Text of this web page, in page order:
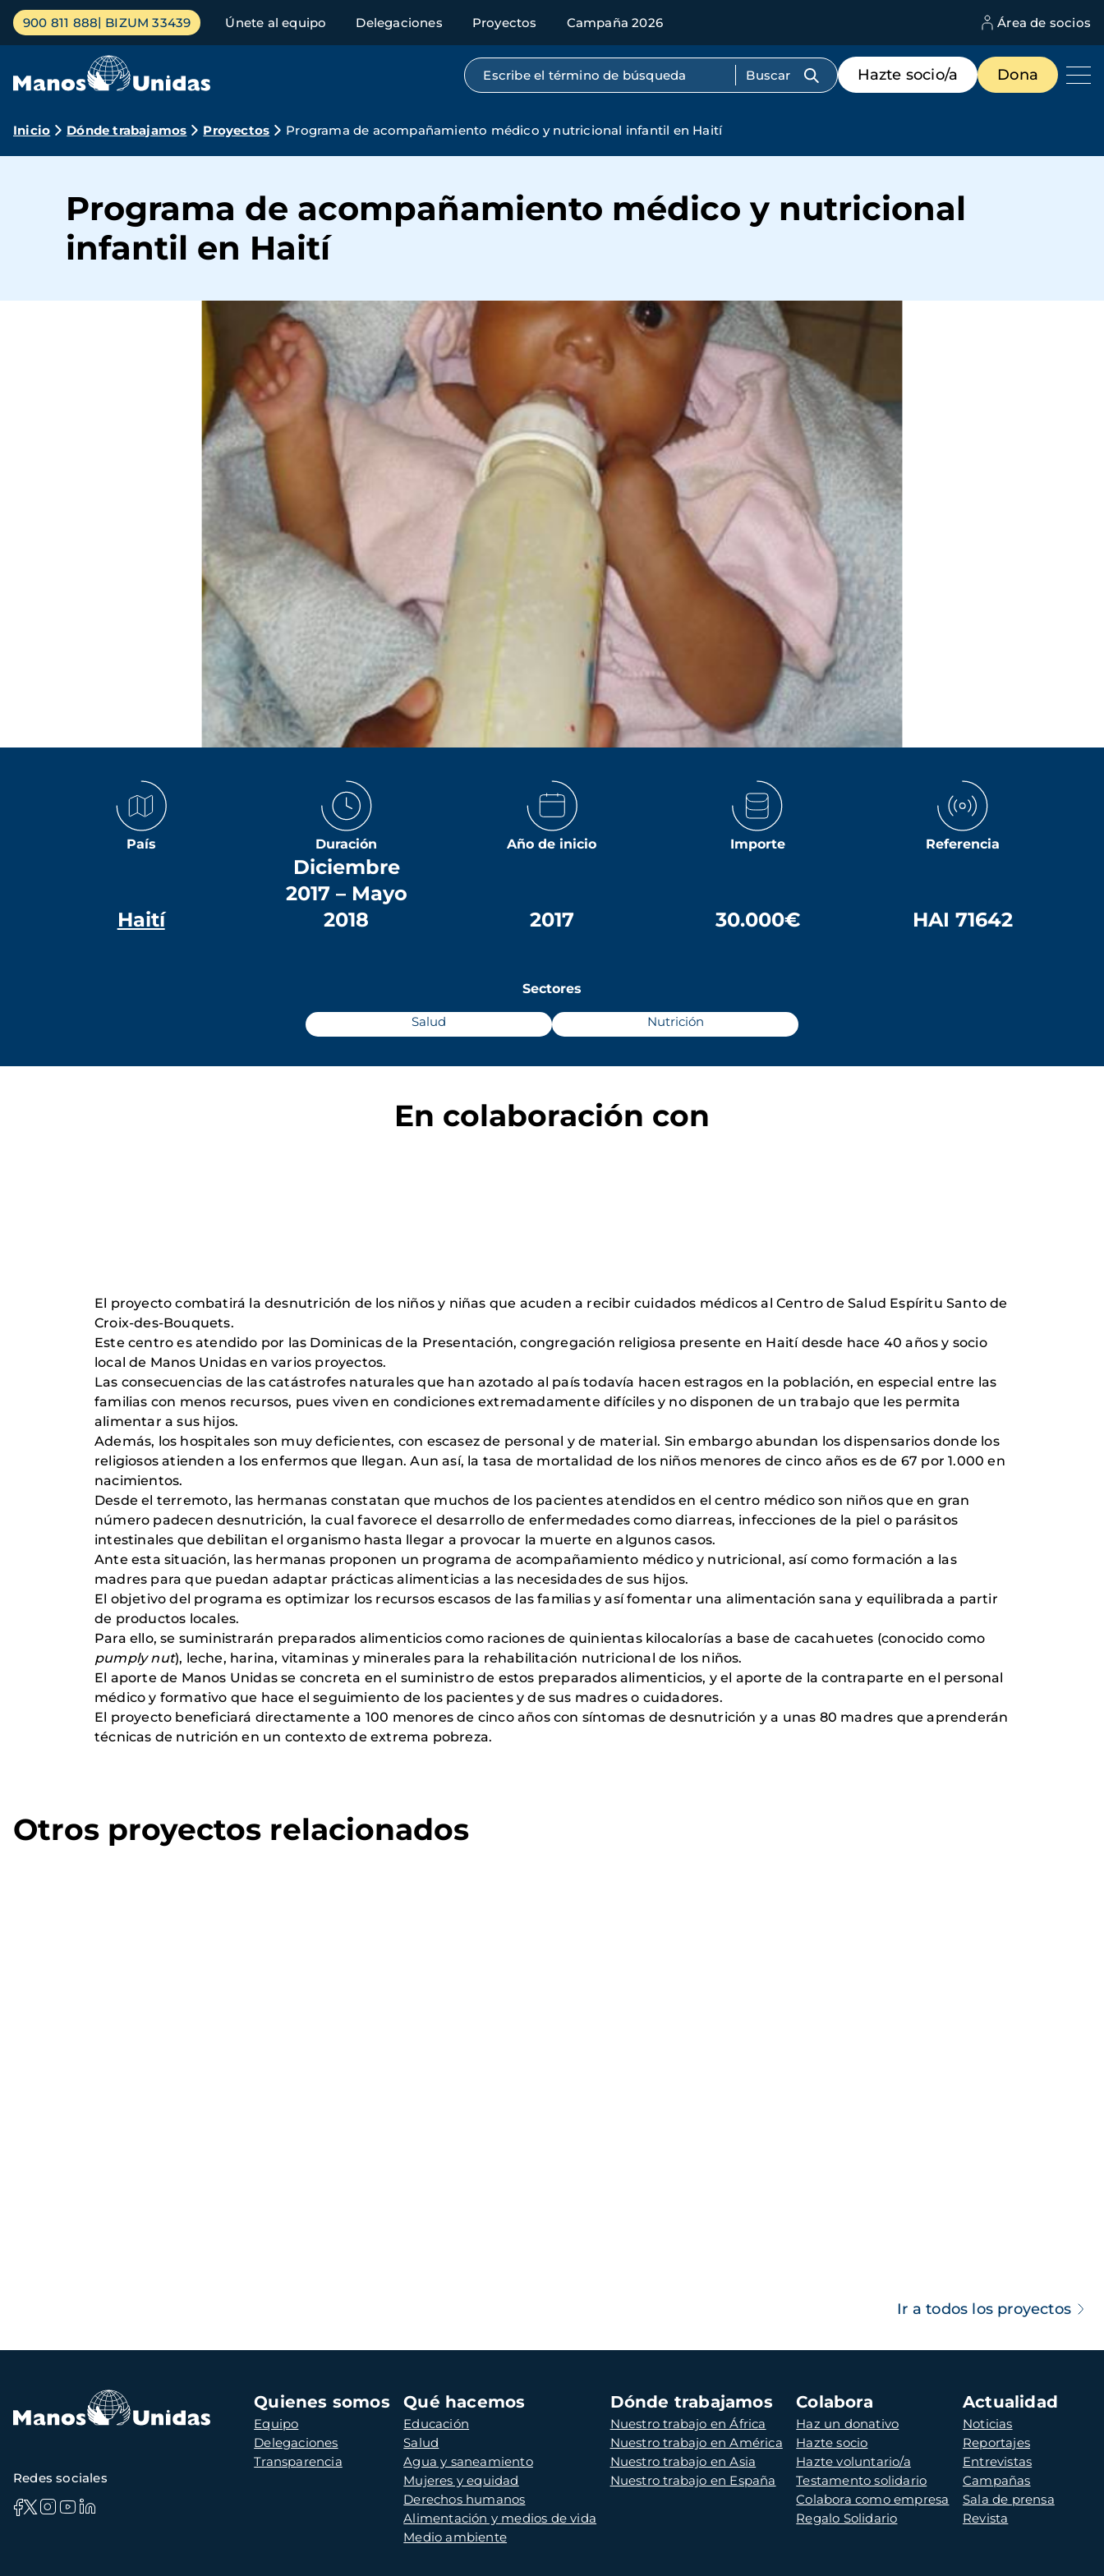
Pasar
contenido
Menú
principal
900 811 888 BIZUM 33439 Únete al equipo Delegaciones Proyectos Campaña 2026 Área de socios
Búsqueda por texto completo
Menú
de
destacados
Hazte socio/a Dona
Ruta
navegación
Inicio Dónde trabajamos Proyectos Programa de acompañamiento médico y nutricional infantil en Haití
Programa de acompañamiento médico y nutricional
infantil en Haití
País
Haití
Duración
Diciembre
2017 – Mayo
2018
Año de inicio
2017
Importe
30.000€
Referencia
HAI 71642
Sectores
Salud Nutrición
En colaboración con
El proyecto combatirá la desnutrición de los niños y niñas que acuden a recibir cuidados médicos al Centro de Salud Espíritu Santo de
Croix-des-Bouquets.
Este centro es atendido por las Dominicas de la Presentación, congregación religiosa presente en Haití desde hace 40 años y socio
local de Manos Unidas en varios proyectos.
Las consecuencias de las catástrofes naturales que han azotado al país todavía hacen estragos en la población, en especial entre las
familias con menos recursos, pues viven en condiciones extremadamente difíciles y no disponen de un trabajo que les permita
alimentar a sus hijos.
Además, los hospitales son muy deficientes, con escasez de personal y de material. Sin embargo abundan los dispensarios donde los
religiosos atienden a los enfermos que llegan. Aun así, la tasa de mortalidad de los niños menores de cinco años es de 67 por 1.000 en
nacimientos.
Desde el terremoto, las hermanas constatan que muchos de los pacientes atendidos en el centro médico son niños que en gran
número padecen desnutrición, la cual favorece el desarrollo de enfermedades como diarreas, infecciones de la piel o parásitos
intestinales que debilitan el organismo hasta llegar a provocar la muerte en algunos casos.
Ante esta situación, las hermanas proponen un programa de acompañamiento médico y nutricional, así como formación a las
madres para que puedan adaptar prácticas alimenticias a las necesidades de sus hijos.
El objetivo del programa es optimizar los recursos escasos de las familias y así fomentar una alimentación sana y equilibrada a partir
de productos locales.
Para ello, se suministrarán preparados alimenticios como raciones de quinientas kilocalorías a base de cacahuetes (conocido como
pumply nut), leche, harina, vitaminas y minerales para la rehabilitación nutricional de los niños.
El aporte de Manos Unidas se concreta en el suministro de estos preparados alimenticios, y el aporte de la contraparte en el personal
médico y formativo que hace el seguimiento de los pacientes y de sus madres o cuidadores.
El proyecto beneficiará directamente a 100 menores de cinco años con síntomas de desnutrición y a unas 80 madres que aprenderán
técnicas de nutrición en un contexto de extrema pobreza.
Otros proyectos relacionados
Ir a todos los proyectos
Navegación
principal
Quienes somos
Equipo
Delegaciones
Transparencia
Qué hacemos
Educación
Salud
Agua y saneamiento
Mujeres y equidad
Derechos humanos
Alimentación y medios de vida
Medio ambiente
Dónde trabajamos
Nuestro trabajo en África
Nuestro trabajo en América
Nuestro trabajo en Asia
Nuestro trabajo en España
Colabora
Haz un donativo
Hazte socio
Hazte voluntario/a
Testamento solidario
Colabora como empresa
Regalo Solidario
Actualidad
Noticias
Reportajes
Entrevistas
Campañas
Sala de prensa
Revista
Redes sociales